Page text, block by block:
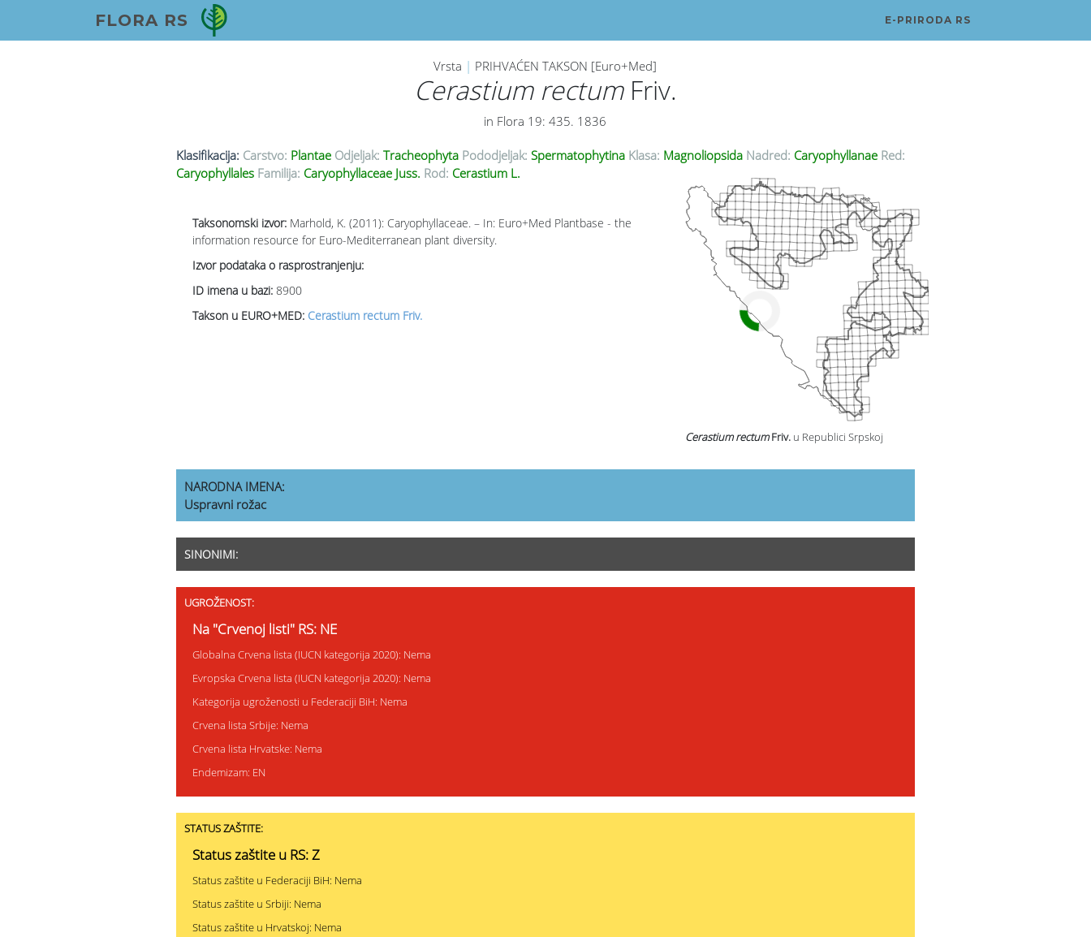
FLORA RS E-PRIRODA RS
Vrsta | PRIHVAĆEN TAKSON [Euro+Med]
Cerastium rectumFriv.
in Flora 19: 435. 1836
Klasifikacija: Carstvo: Plantae Odjeljak: Tracheophyta Pododjeljak: Spermatophytina Klasa: Magnoliopsida Nadred: Caryophyllanae Red:
Caryophyllales Familija: Caryophyllaceae Juss. Rod: Cerastium L.
Taksonomski izvor: Marhold, K. (2011): Caryophyllaceae. – In: Euro+Med Plantbase - the
information resource for Euro-Mediterranean plant diversity.
Izvor podataka o rasprostranjenju:
ID imena u bazi: 8900
Takson u EURO+MED: Cerastium rectum Friv.
Cerastium rectumFriv. u Republici Srpskoj
NARODNA IMENA:
Uspravni rožac
SINONIMI:
UGROŽENOST:
Na "Crvenoj listi" RS: NE
Globalna Crvena lista (IUCN kategorija 2020): Nema
Evropska Crvena lista (IUCN kategorija 2020): Nema
Kategorija ugroženosti u Federaciji BiH: Nema
Crvena lista Srbije: Nema
Crvena lista Hrvatske: Nema
Endemizam: EN
STATUS ZAŠTITE:
Status zaštite u RS: Z
Status zaštite u Federaciji BiH: Nema
Status zaštite u Srbiji: Nema
Status zaštite u Hrvatskoj: Nema